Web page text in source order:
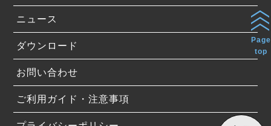
ニュース
ダウンロード
お問い合わせ
ご利用ガイド・注意事項
Page
top